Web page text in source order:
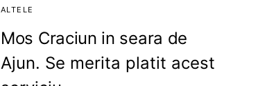
ALTELE
Mos Craciun in seara de
Ajun. Se merita platit acest